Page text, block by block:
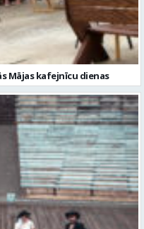
Mājas kafejnīcu dienas